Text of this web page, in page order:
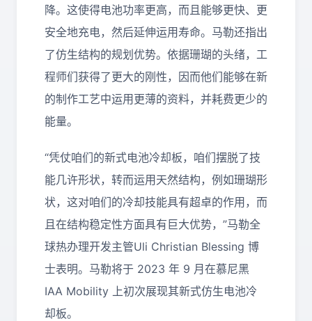
降。这使得电池功率更高，而且能够更快、更
安全地充电，然后延伸运用寿命。马勒还指出
了仿生结构的规划优势。依据珊瑚的头绪，工
程师们获得了更大的刚性，因而他们能够在新
的制作工艺中运用更薄的资料，并耗费更少的
能量。
“凭仗咱们的新式电池冷却板，咱们摆脱了技
能几许形状，转而运用天然结构，例如珊瑚形
状，这对咱们的冷却技能具有超卓的作用，而
且在结构稳定性方面具有巨大优势，”马勒全
球热办理开发主管Uli Christian Blessing 博
士表明。马勒将于 2023 年 9 月在慕尼黑
IAA Mobility 上初次展现其新式仿生电池冷
却板。